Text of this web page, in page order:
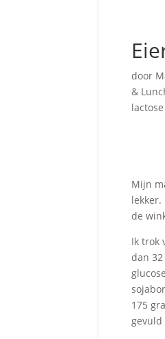
door
&
lactose
Mijn
de
Ik trok
dan
175
gevuld